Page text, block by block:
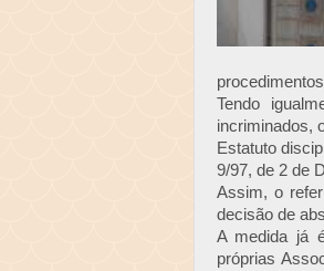
Tendo
incriminados,
Estatuto
9/97, de 2 de
Assim, o
decisão de
A medida já
próprias